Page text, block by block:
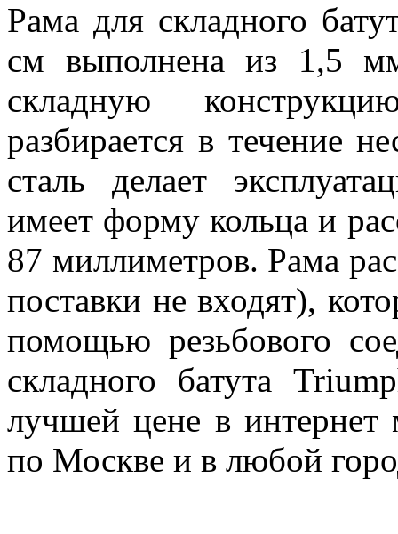
Рама для складного
см выполнена из 1,5
складную
разбирается в течение
сталь делает
имеет форму кольца и
87 миллиметров. Рама
поставки не входят),
помощью резьбового
складного батута
лучшей цене в интернет
по Москве и в любой